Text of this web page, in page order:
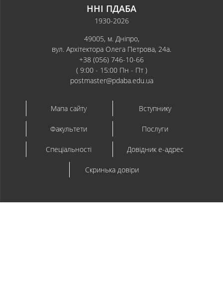
ННІ ПДАБА
1930-2026
49005, м. Дніпро,
вул. Архітектора Олега Петрова, 24а.
+38 (056) 746-10-66
( 9:00 - 15:00 Пн - Пт )
postmaster@pdaba.edu.ua
Мапа сайту Вступнику
Факультети Послуги
Спеціальності Довідник e-адрес
Скринька довіри